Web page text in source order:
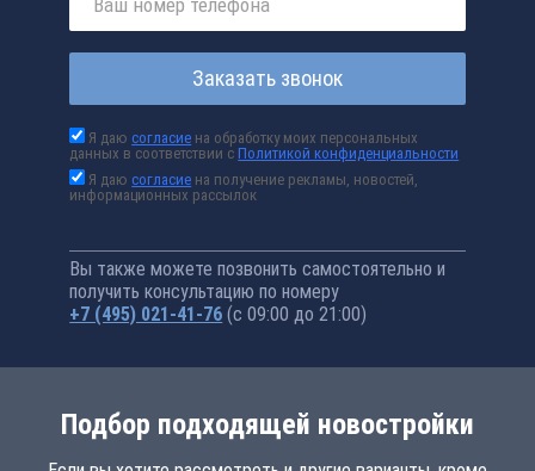
Заказать звонок
Я даюсогласие на обработку моих персональных
данных в соответствии сПолитикой конфиденциальности
Я даюсогласие на получение рекламы, новостей,
информационных рассылок
Вы также можете позвонить самостоятельно и
получить консультацию по номеру
+7 (495) 021-41-76 (с 09:00 до 21:00)
Подбор подходящей новостройки